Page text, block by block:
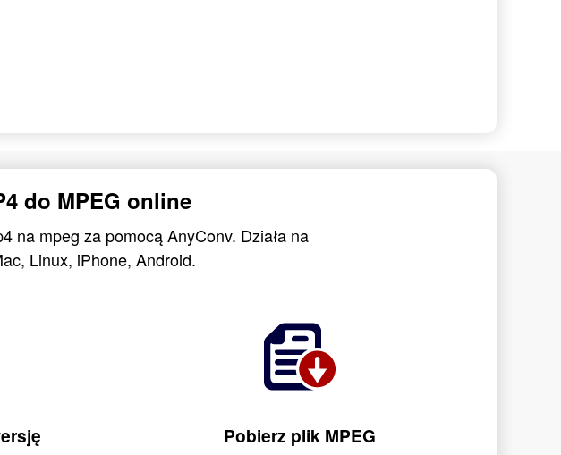
do MPEG online
na mpeg za pomocą AnyConv. Działa na
Linux, iPhone, Android.
Pobierz plik MPEG